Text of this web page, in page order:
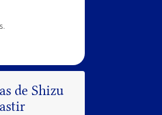
de Shizu